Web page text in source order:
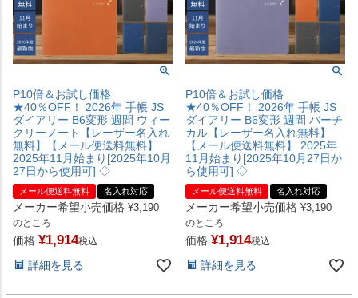
P10倍＆お試し価格
★40％OFF！ 2026年 手帳 JS
ダイアリー B6変形 週間 ウィー
クリーノート【レーザー名入れ
無料】【メール便送料無料】
2025年11月始まり[2025年10月
27日から使用可] ◇
メール便送料無料 名入れ対応
メーカー希望小売価格 ¥3,190
のところ
価格 ¥1,914税込
詳細を見る
P10倍＆お試し価格
★40％OFF！ 2026年 手帳 JS
ダイアリー B6変形 週間 バーチ
カル【レーザー名入れ無料】
【メール便送料無料】 2025年
11月始まり[2025年10月27日か
ら使用可] ◇
メール便送料無料 名入れ対応
メーカー希望小売価格 ¥3,190
のところ
価格 ¥1,914税込
詳細を見る